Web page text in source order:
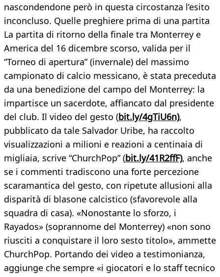
nascondendone però in questa circostanza l’esito
inconcluso. Quelle preghiere prima di una partita
La partita di ritorno della finale tra Monterrey e
America del 16 dicembre scorso, valida per il
“Torneo di apertura” (invernale) del massimo
campionato di calcio messicano, è stata preceduta
da una benedizione del campo del Monterrey: la
impartisce un sacerdote, affiancato dal presidente
del club. Il video del gesto (bit.ly/4gTiU6n),
pubblicato da tale Salvador Uribe, ha raccolto
visualizzazioni a milioni e reazioni a centinaia di
migliaia, scrive “ChurchPop” (bit.ly/41R2ffF), anche
se i commenti tradiscono una forte percezione
scaramantica del gesto, con ripetute allusioni alla
disparità di blasone calcistico (sfavorevole alla
squadra di casa). «Nonostante lo sforzo, i
Rayados» (soprannome del Monterrey) «non sono
riusciti a conquistare il loro sesto titolo», ammette
ChurchPop. Portando dei video a testimonianza,
aggiunge che sempre «i giocatori e lo staff tecnico